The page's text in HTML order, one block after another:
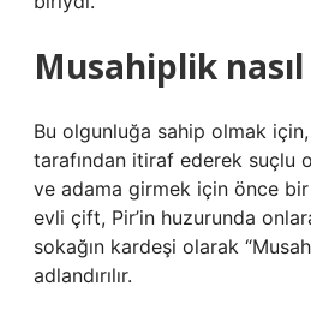
Musahiplik
Bu olgunluğa sahip olmak
tarafından itiraf ederek suçlu
ve adama girmek için önce bir
evli çift, Pir’in huzurunda
sokağın kardeşi olarak
adlandırılır.